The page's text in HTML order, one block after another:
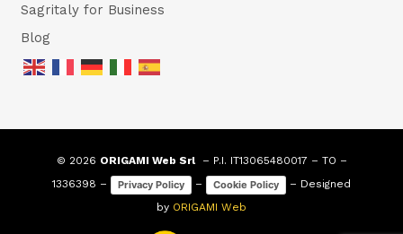
Sagritaly for Business
Blog
© 2026 ORIGAMI Web Srl– P.I. IT13065480017 – TO –
1336398 –
Privacy Policy – Cookie Policy
– Designed
by ORIGAMI Web